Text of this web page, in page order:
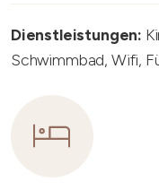
Dienstleistungen:
Schwimmbad, Wifi,